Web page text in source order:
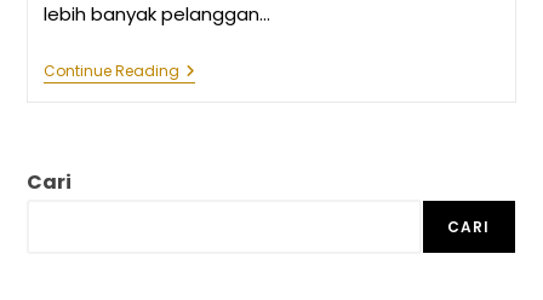
lebih banyak pelanggan…
Continue ReadingInilah
Jasa
Cari
CARI